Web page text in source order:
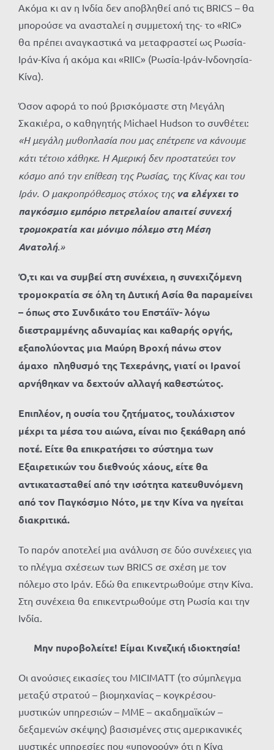
Ακόμα κι αν η Ινδία δεν αποβληθεί από τις BRICS – θα
μπορούσε να ανασταλεί η συμμετοχή της- το «RIC»
θα πρέπει αναγκαστικά να μεταφραστεί ως Ρωσία-
Ιράν-Κίνα ή ακόμα και «RIIC» (Ρωσία-Ιράν-Ινδονησία-
Κίνα).
Όσον αφορά το πού βρισκόμαστε στη Μεγάλη
Σκακιέρα, ο καθηγητής Michael Hudson το συνθέτει:
«Η μεγάλη μυθοπλασία που μας επέτρεπε να κάνουμε
κάτι τέτοιο χάθηκε. Η Αμερική δεν προστατεύει τον
κόσμο από την επίθεση της Ρωσίας, της Κίνας και του
Ιράν. Ο μακροπρόθεσμος στόχος τηςνα ελέγχει το
παγκόσμιο εμπόριο πετρελαίου απαιτεί συνεχή
τρομοκρατία και μόνιμο πόλεμο στη Μέση
Ανατολή.»
Ό,τι και να συμβεί στη συνέχεια, η συνεχιζόμενη
τρομοκρατία σε όλη τη Δυτική Ασία θα παραμείνει
– όπως στο Συνδικάτο του Επστάϊν- λόγω
διεστραμμένης αδυναμίας και καθαρής οργής,
εξαπολύοντας μια Μαύρη Βροχή πάνω στον
άμαχο πληθυσμό της Τεχεράνης, γιατί οι Ιρανοί
αρνήθηκαν να δεχτούν αλλαγή καθεστώτος.
Επιπλέον, η ουσία του ζητήματος, τουλάχιστον
μέχρι τα μέσα του αιώνα, είναι πιο ξεκάθαρη από
ποτέ. Είτε θα επικρατήσει το σύστημα των
Εξαιρετικών του διεθνούς χάους, είτε θα
αντικατασταθεί από την ισότητα κατευθυνόμενη
από τον Παγκόσμιο Νότο, με την Κίνα να ηγείται
διακριτικά.
Το παρόν αποτελεί μια ανάλυση σε δύο συνέχειες για
το πλέγμα σχέσεων των BRICS σε σχέση με τον
πόλεμο στο Ιράν. Εδώ θα επικεντρωθούμε στην Κίνα.
Στη συνέχεια θα επικεντρωθούμε στη Ρωσία και την
Ινδία.
Μην πυροβολείτε! Είμαι Κινεζική ιδιοκτησία!
Οι ανούσιες εικασίες του MICIMATT (το σύμπλεγμα
μεταξύ στρατού – βιομηχανίας – κογκρέσου-
μυστικών υπηρεσιών – ΜΜΕ – ακαδημαϊκών –
δεξαμενών σκέψης) βασισμένες στις αμερικανικές
μυστικές υπηρεσίες που «υπονοούν» ότι η Κίνα